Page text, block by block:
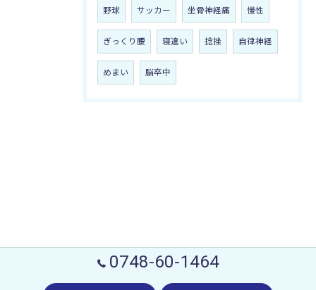
野球 サッカー 坐骨神経痛 慢性
ぎっくり腰 寝違い 捻挫 自律神経
めまい 脳卒中
0748-60-1464